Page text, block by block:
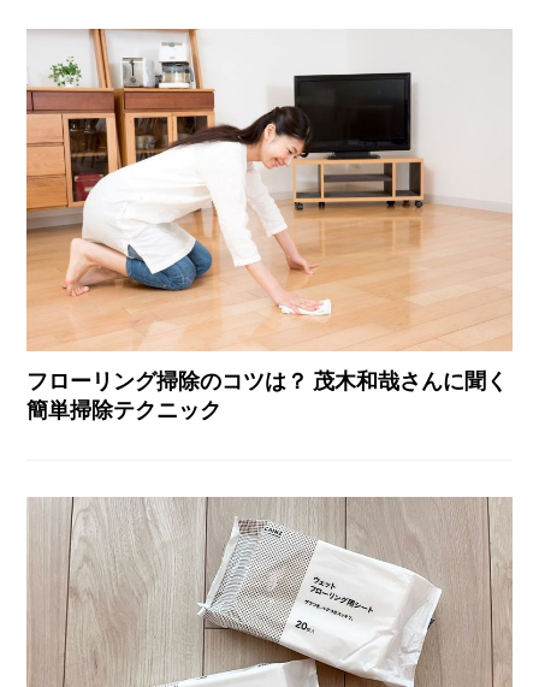
フローリング掃除のコツは？ 茂木和哉さんに聞く
簡単掃除テクニック